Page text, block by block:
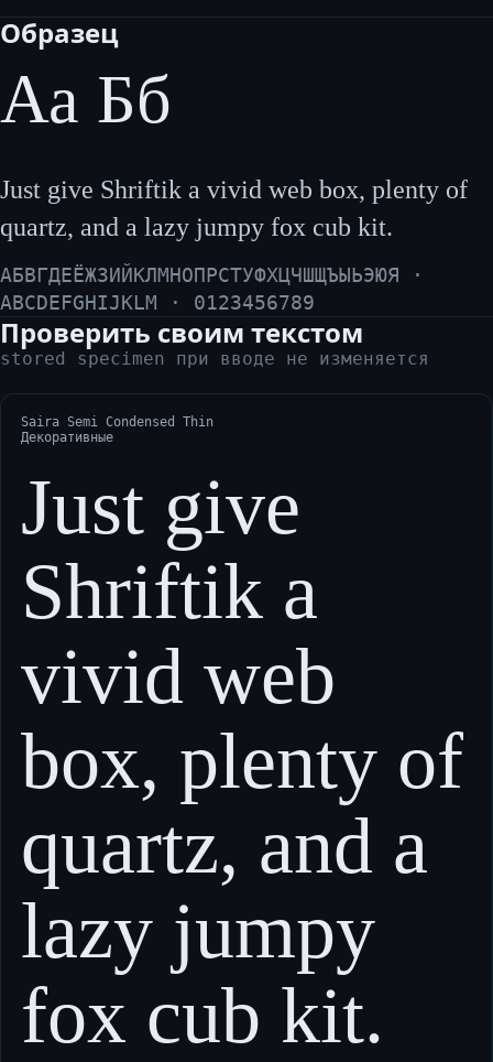
Образец
Аа Бб
Just give Shriftik a vivid web box, plenty of
quartz, and a lazy jumpy fox cub kit.
АБВГДЕЁЖЗИЙКЛМНОПРСТУФХЦЧШЩЪЫЬЭЮЯ ·
ABCDEFGHIJKLM · 0123456789
Проверить своим текстом
stored specimen при вводе не изменяется
Saira Semi Condensed Thin
Декоративные
Just give
Shriftik a
vivid web
box, plenty of
quartz, and a
lazy jumpy
fox cub kit.